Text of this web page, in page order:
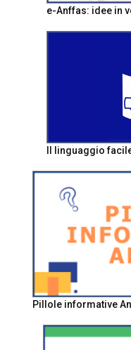
e-Anffas: idee in
Il linguaggio
Pillole informative